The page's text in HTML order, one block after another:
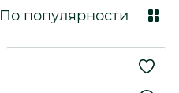
По популярности